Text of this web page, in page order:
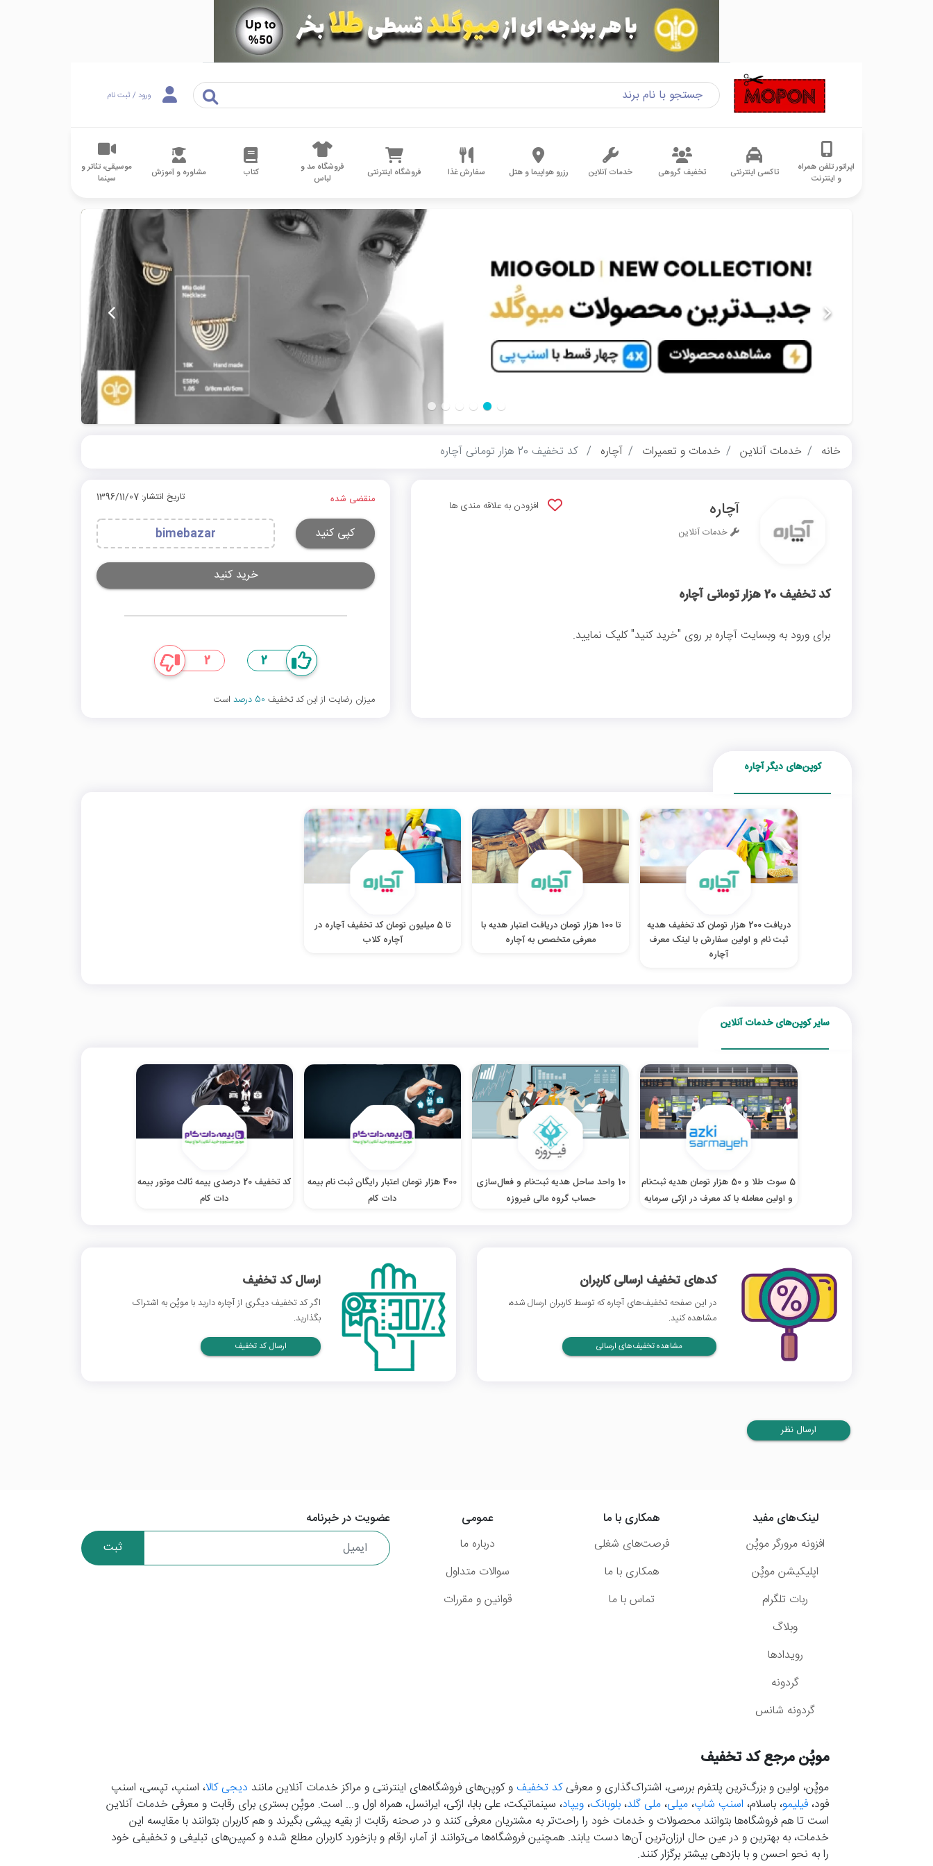
ورود / ثبت نام
اپراتور تلفن همراه
و اینترنت
تاکسی اینترنتی تخفیف گروهی خدمات آنلاین رزرو هواپیما و هتل سفارش غذا فروشگاه اینترنتی
فروشگاه مد و
لباس
کتاب مشاوره و آموزش
موسیقی، تئاتر و
سینما
خانه خدمات آنلاین خدمات و تعمیرات آچاره کد تخفیف 20 هزار تومانی آچاره
آچاره
خدمات آنلاین
افزودن به علاقه مندی ها
کد تخفیف 20 هزار تومانی آچاره
برای ورود به وبسایت آچاره بر روی "خرید کنید" کلیک نمایید.
منقضی شده تاریخ انتشار: 1396/11/07
کپی کنید bimebazar
خرید کنید
2
2
میزان رضایت از این کد تخفیف 50 درصد است
کوپن‌های دیگر آچاره
دریافت 200 هزار تومان کد تخفیف هدیه
ثبت نام و اولین سفارش با لینک معرف
آچاره
تا 100 هزار تومان دریافت اعتبار هدیه با
معرفی متخصص به آچاره
تا 5 میلیون تومان کد تخفیف آچاره در
آچاره کلاب
سایر کوپن‌های خدمات آنلاین
5 سوت طلا و 50 هزار تومان هدیه ثبت‌نام
و اولین معامله با کد معرف در ازکی سرمایه
10 واحد ساحل هدیه ثبت‌نام و فعال‌سازی
حساب گروه مالی فیروزه
400 هزار تومان اعتبار رایگان ثبت نام بیمه
دات کام
کد تخفیف 20 درصدی بیمه ثالث موتور بیمه
دات کام
کدهای تخفیف ارسالی کاربران
در این صفحه تخفیف‌های آچاره که توسط کاربران ارسال شده،
مشاهده کنید.
مشاهده تخفیف‌های ارسالی
ارسال کد تخفیف
اگر کد تخفیف دیگری از آچاره دارید با موپُن به اشتراک
بگذارید.
ارسال کد تخفیف
ارسال نظر
عضویت در خبرنامه
ثبت
لینک‌های مفید
افزونه مرورگر موپُن
اپلیکیشن موپُن
ربات تلگرام
وبلاگ
رویدادها
گردونه
گردونه شانس
همکاری با ما
فرصت‌های شغلی
همکاری با ما
تماس با ما
عمومی
درباره ما
سوالات متداول
قوانین و مقررات
موپُن مرجع کد تخفیف
موپُن، اولین و بزرگ‌ترین پلتفرم بررسی، اشتراک‌گذاری و معرفیکد تخفیفو کوپن‌های فروشگاه‌های اینترنتی و مراکز خدمات آنلاین مانند دیجی کالا، اسنپ، تپسی، اسنپ
فود، فیلیمو، باسلام، اسنپ شاپ، میلی، ملی گلد، بلوبانک، ویپاد، سینماتیکت، علی بابا، ازکی، ایرانسل، همراه اول و... است. موپُن بستری برای رقابت و معرفی خدمات آنلاین
است تا هم فروشگاه‌ها بتوانند محصولات و خدمات خود را راحت‌تر به مشتریان معرفی کنند و در صحنه رقابت از بقیه پیشی بگیرند و هم کاربران بتوانند با مقایسه این
خدمات، به بهترین و در عین حال ارزان‌ترین آن‌ها دست‌ یابند. همچنین فروشگاه‌ها می‌توانند از آمار، ارقام و بازخورد کاربران مطلع شده و کمپین‌های تبلیغی و تخفیفی خود
را به نحو احسن و با بازدهی بیشتر برگزار کنند.